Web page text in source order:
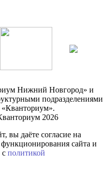
Нижний Новгород» и
подразделениями
2026
вы даёте согласие на
сайта и
с политикой